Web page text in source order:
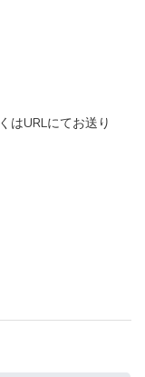
はURLにてお送り